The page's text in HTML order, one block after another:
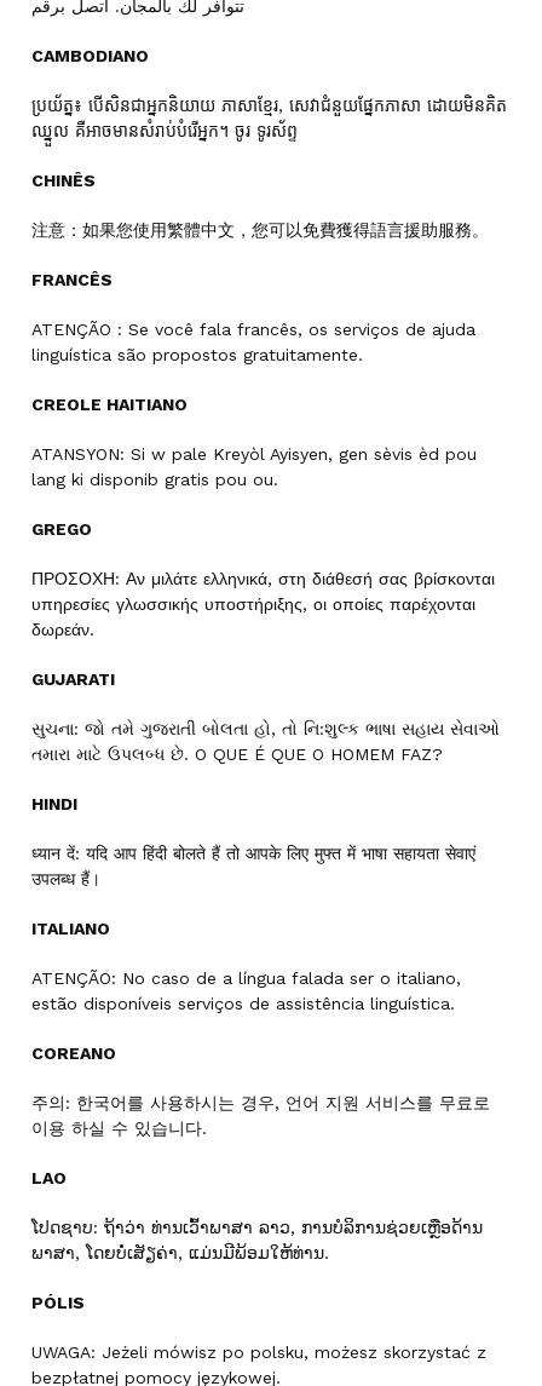
تتوافر لك بالمجان. اتصل برقم
CAMBODIANO
ប្រយ័ត្ន៖ បើសិនជាអ្នកនិយាយ ភាសាខ្មែរ, សេវាជំនួយផ្នែកភាសា ដោយមិនគិត
ឈ្នួល គឺអាចមានសំរាប់បំរើអ្នក។ ចូរ ទូរស័ព្ទ
CHINÊS
注意：如果您使用繁體中文，您可以免費獲得語言援助服務。
FRANCÊS
ATENÇÃO : Se você fala francês, os serviços de ajuda
linguística são propostos gratuitamente.
CREOLE HAITIANO
ATANSYON: Si w pale Kreyòl Ayisyen, gen sèvis èd pou
lang ki disponib gratis pou ou.
GREGO
ΠΡΟΣΟΧΗ: Αν μιλάτε ελληνικά, στη διάθεσή σας βρίσκονται
υπηρεσίες γλωσσικής υποστήριξης, οι οποίες παρέχονται
δωρεάν.
GUJARATI
સુચના: જો તમે ગુજરાતી બોલતા હો, તો નિ:શુલ્ક ભાષા સહાય સેવાઓ
તમારા માટે ઉપલબ્ધ છે. O QUE É QUE O HOMEM FAZ?
HINDI
ध्यान दें: यदि आप हिंदी बोलते हैं तो आपके लिए मुफ्त में भाषा सहायता सेवाएं
उपलब्ध हैं।
ITALIANO
ATENÇÃO: No caso de a língua falada ser o italiano,
estão disponíveis serviços de assistência linguística.
COREANO
주의: 한국어를 사용하시는 경우, 언어 지원 서비스를 무료로
이용 하실 수 있습니다.
LAO
ໂປດຊາບ: ຖ້າວ່າ ທ່ານເວົ້າພາສາ ລາວ, ການບໍລິການຊ່ວຍເຫຼືອດ້ານ
ພາສາ, ໂດຍບໍ່ເສັຽຄ່າ, ແມ່ນມີພ້ອມໃຫ້ທ່ານ.
PÓLIS
UWAGA: Jeżeli mówisz po polsku, możesz skorzystać z
bezpłatnej pomocy językowej.